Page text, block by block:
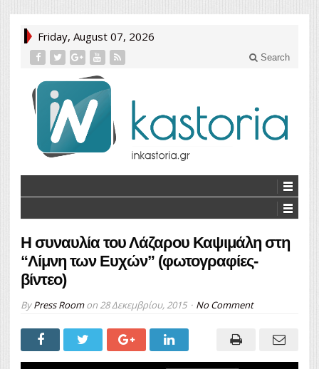
Friday, August 07, 2026
Search
Η συναυλία του Λάζαρου Καψιμάλη στη
“Λίμνη των Ευχών” (φωτογραφίες-
βίντεο)
ByPress Roomon 28 Δεκεμβρίου, 2015 No Comment